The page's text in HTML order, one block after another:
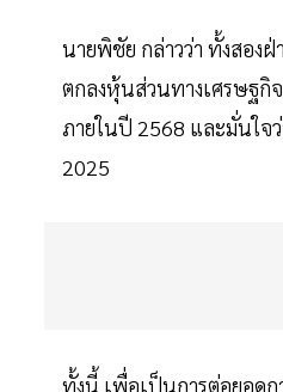
นายพิชัย กล่าวว่า ทั้งสอง
ตกลงหุ้นส่วนทางเศรษฐกิ
ภายในปี 2568 และมั่นใจว่
2025
ทั้งนี้ เพื่อเป็นการต่อยอดก